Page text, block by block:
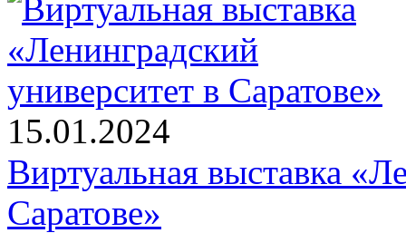
15.01.2024
Виртуальная выставка
Саратове»